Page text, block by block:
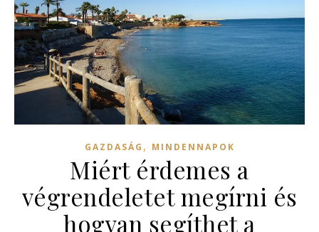
GAZDASÁG , MINDENNAPOK
Miért érdemes a
végrendeletet megírni és
hogyan segíthet a